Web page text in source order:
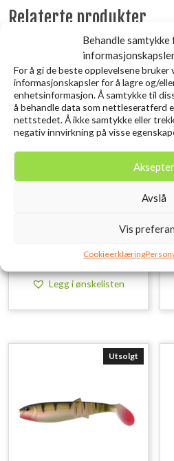
Behandle samtykke
For å gi de beste opplevelsene bruker
informasjonskapsler for å lagre og/
enhetsinformasjon. Å samtykke til
å behandle data som nettleseratferd
nettstedet. Å ikke samtykke eller
negativ innvirkning på visse
Aksepter
Avslå
Vis
Cookieerklæring
Relaterte produkter
119,00inkl. MVA.
Legg i ønskelisten
Utsolgt